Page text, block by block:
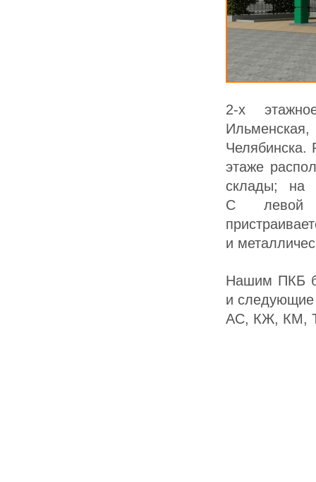
2-х
Челябинска.
этаже
склады; на
С левой
и
Нашим ПКБ
и следующие
АС, КЖ, КМ,